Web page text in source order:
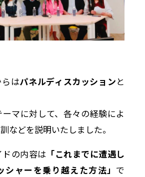
はパネルディスカッションと
マに対して、各々の経験によ
などを説明いたしました。
ドの内容は 「これまでに遭遇し
シャーを乗り越えた方法」 で